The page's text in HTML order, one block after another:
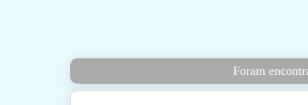
Foram